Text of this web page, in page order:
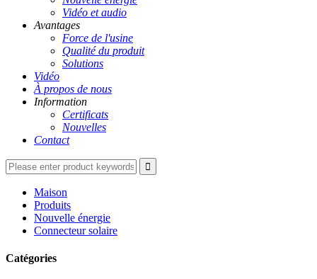
Vidéo et audio
Avantages
Force de l'usine
Qualité du produit
Solutions
Vidéo
À propos de nous
Information
Certificats
Nouvelles
Contact
Maison
Produits
Nouvelle énergie
Connecteur solaire
Catégories